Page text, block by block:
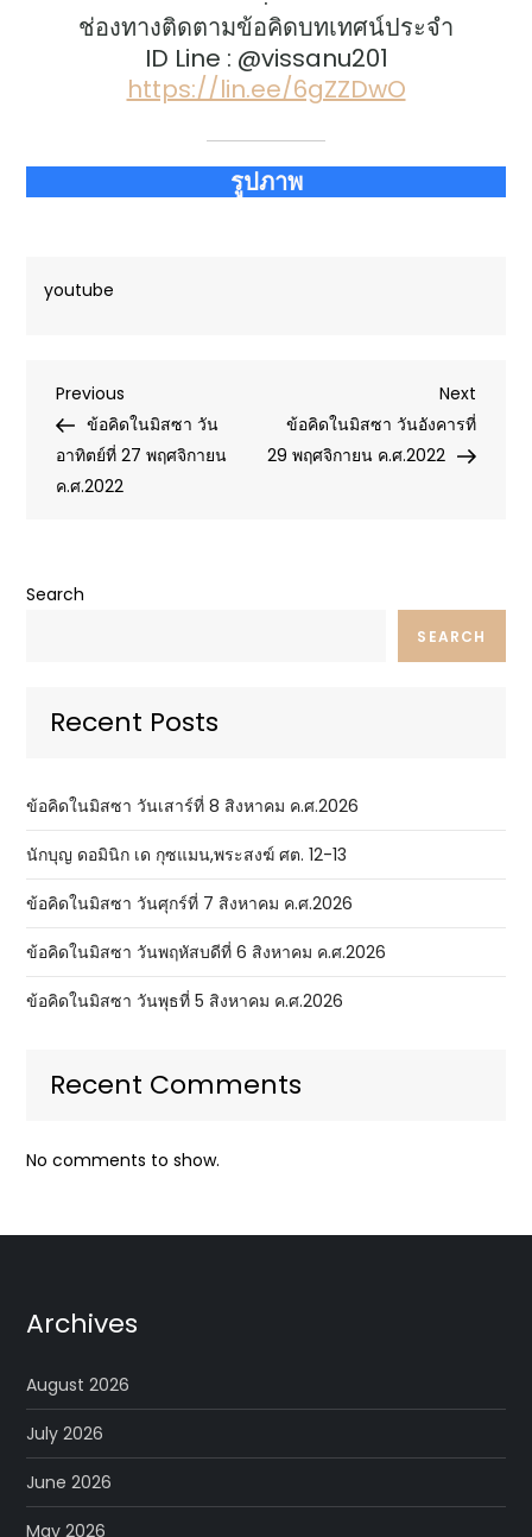
ช่องทางติดตามข้อคิดบทเทศน์ประจำ
ID Line : @vissanu201
https://lin.ee/6gZZDwO
รูปภาพ
youtube
Post
navigation
Previous
Post
Previous
ข้อคิดในมิสซา วัน
อาทิตย์ที่ 27 พฤศจิกายน
ค.ศ.2022
Next
Post
Next
ข้อคิดในมิสซา วันอังคารที่
29 พฤศจิกายน ค.ศ.2022
Search
SEARCH
Recent Posts
ข้อคิดในมิสซา วันเสาร์ที่ 8 สิงหาคม ค.ศ.2026
นักบุญ ดอมินิก เด กุซแมน,พระสงฆ์ ศต. 12-13
ข้อคิดในมิสซา วันศุกร์ที่ 7 สิงหาคม ค.ศ.2026
ข้อคิดในมิสซา วันพฤหัสบดีที่ 6 สิงหาคม ค.ศ.2026
ข้อคิดในมิสซา วันพุธที่ 5 สิงหาคม ค.ศ.2026
Recent Comments
No comments to show.
Archives
August 2026
July 2026
June 2026
May 2026